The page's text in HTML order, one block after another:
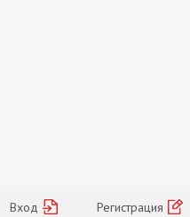
Вход Регистрация